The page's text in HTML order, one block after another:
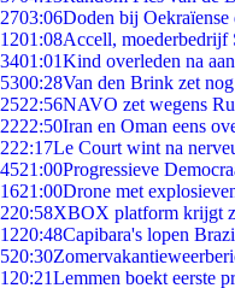
2703:06Doden bij Oekraïense
1201:08Accell, moederbedrijf
3401:01Kind overleden na
5300:28Van den Brink zet
2522:56NAVO zet wegens
2222:50Iran en Oman eens
222:17Le Court wint na
4521:00Progressieve
1621:00Drone met
220:58XBOX platform krijgt
1220:48Capibara's lopen
520:30
1 20:21Lemmen boekt eerste